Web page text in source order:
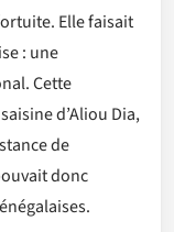
Elle faisait
: une
Cette
d’Aliou Dia,
de
donc